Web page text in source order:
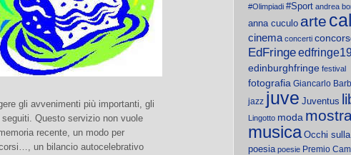
gli avvenimenti più importanti, gli
Questo servizio non vuole
recente, un modo per
un bilancio autocelebrativo
#Olimpiadi #Sport andrea
anna cuculo arte
cinema concerti
EdFringe
edinburghfringe festival
fotografia Giancarlo
jazz juve Juventus
Lingotto moda
musica Occhi
poesia poesie Premio